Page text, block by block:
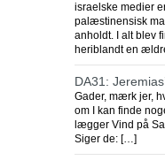
israelske medier
palæstinensisk
anholdt. I alt blev
heriblandt en
DA31:
Gader, mærk jer,
om I kan finde
lægger Vind på
Siger de: […]